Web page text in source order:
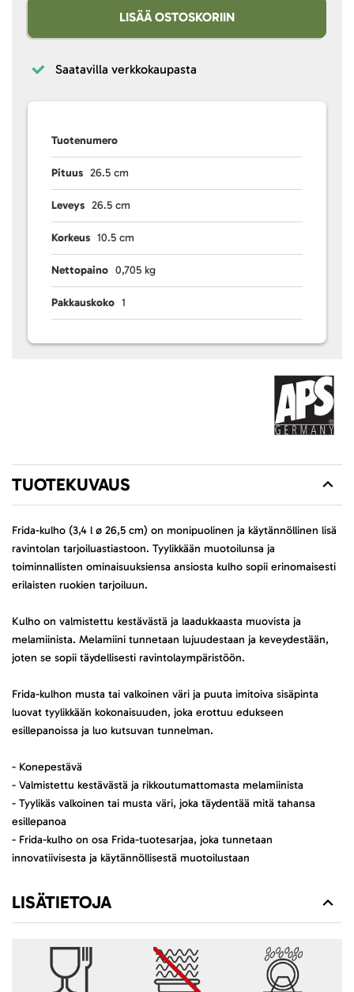
LISÄÄ OSTOSKORIIN
Saatavilla verkkokaupasta
Tuotenumero
Pituus 26.5 cm
Leveys 26.5 cm
Korkeus 10.5 cm
Nettopaino 0,705 kg
Pakkauskoko 1
TUOTEKUVAUS
Frida-kulho (3,4 l ø 26,5 cm) on monipuolinen ja käytännöllinen lisä
ravintolan tarjoiluastiastoon. Tyylikkään muotoilunsa ja
toiminnallisten ominaisuuksiensa ansiosta kulho sopii erinomaisesti
erilaisten ruokien tarjoiluun.
Kulho on valmistettu kestävästä ja laadukkaasta muovista ja
melamiinista. Melamiini tunnetaan lujuudestaan ja keveydestään,
joten se sopii täydellisesti ravintolaympäristöön.
Frida-kulhon musta tai valkoinen väri ja puuta imitoiva sisäpinta
luovat tyylikkään kokonaisuuden, joka erottuu edukseen
esillepanoissa ja luo kutsuvan tunnelman.
- Konepestävä
- Valmistettu kestävästä ja rikkoutumattomasta melamiinista
- Tyylikäs valkoinen tai musta väri, joka täydentää mitä tahansa
esillepanoa
- Frida-kulho on osa Frida-tuotesarjaa, joka tunnetaan
innovatiivisesta ja käytännöllisestä muotoilustaan
LISÄTIETOJA